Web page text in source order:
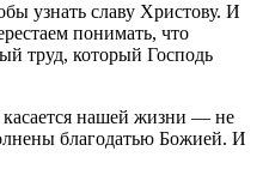
узнать славу Христову. И
понимать, что
труд, который Господь
касается нашей жизни — не
благодатью Божией. И